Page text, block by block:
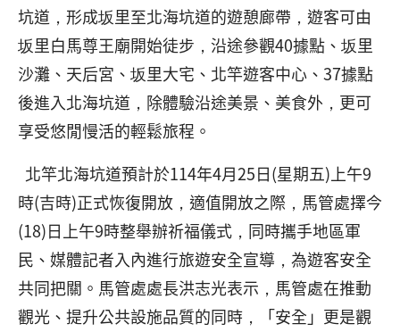
坑道，形成坂里至北海坑道的遊憩廊帶，遊客可由
坂里白馬尊王廟開始徒步，沿途參觀40據點、坂里
沙灘、天后宮、坂里大宅、北竿遊客中心、37據點
後進入北海坑道，除體驗沿途美景、美食外，更可
享受悠閒慢活的輕鬆旅程。
北竿北海坑道預計於114年4月25日(星期五)上午9
時(吉時)正式恢復開放，適值開放之際，馬管處擇今
(18)日上午9時整舉辦祈福儀式，同時攜手地區軍
民、媒體記者入內進行旅遊安全宣導，為遊客安全
共同把關。馬管處處長洪志光表示，馬管處在推動
觀光、提升公共設施品質的同時，「安全」更是觀